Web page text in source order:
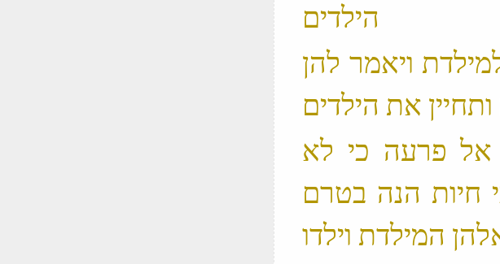
למילדת ויאמר להן
אל פרעה כי לא
חיות הנה בטרם